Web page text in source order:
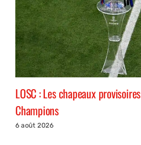
LOSC : Les chapeaux
Champions
6 août 2026